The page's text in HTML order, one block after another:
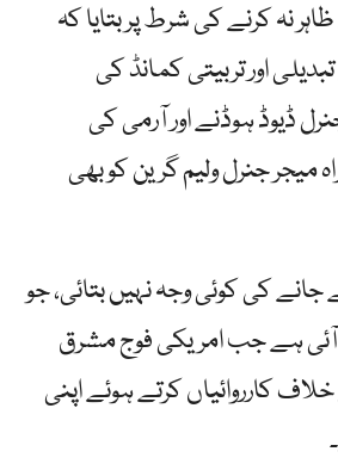
نہ کرنے کی شرط پر بتایا کہ
اور تربیتی کمانڈ کی
ڈیوڈ ہوڈنے اور آرمی کی
میجر جنرل ولیم گرین کو بھی
کی کوئی وجہ نہیں بتائی، جو
ہے جب امریکی فوج مشرق
کارروائیاں کرتے ہوئے اپنی